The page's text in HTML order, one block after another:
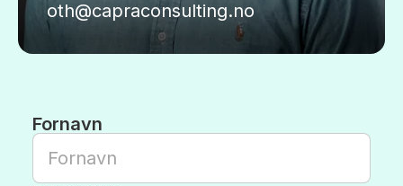
oth@capraconsulting.no
Fornavn